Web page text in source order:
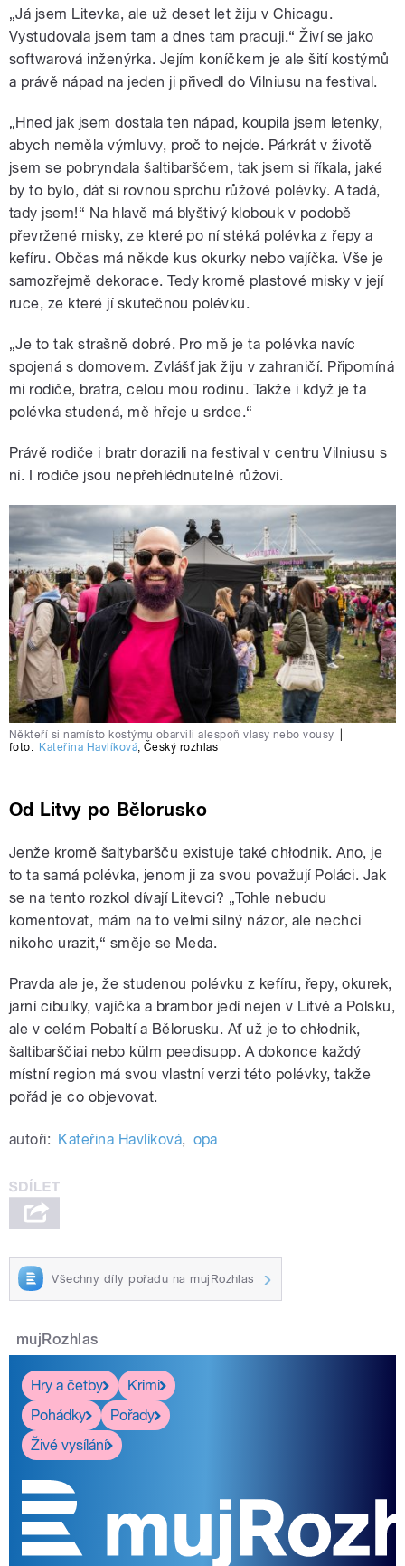
„Já jsem Litevka, ale už deset let žiju v Chicagu.
Vystudovala jsem tam a dnes tam pracuji.“ Živí se jako
softwarová inženýrka. Jejím koníčkem je ale šití kostýmů
a právě nápad na jeden ji přivedl do Vilniusu na festival.
„Hned jak jsem dostala ten nápad, koupila jsem letenky,
abych neměla výmluvy, proč to nejde. Párkrát v životě
jsem se pobryndala šaltibarščem, tak jsem si říkala, jaké
by to bylo, dát si rovnou sprchu růžové polévky. A tadá,
tady jsem!“ Na hlavě má blyštivý klobouk v podobě
převržené misky, ze které po ní stéká polévka z řepy a
kefíru. Občas má někde kus okurky nebo vajíčka. Vše je
samozřejmě dekorace. Tedy kromě plastové misky v její
ruce, ze které jí skutečnou polévku.
„Je to tak strašně dobré. Pro mě je ta polévka navíc
spojená s domovem. Zvlášť jak žiju v zahraničí. Připomíná
mi rodiče, bratra, celou mou rodinu. Takže i když je ta
polévka studená, mě hřeje u srdce.“
Právě rodiče i bratr dorazili na festival v centru Vilniusu s
ní. I rodiče jsou nepřehlédnutelně růžoví.
Někteří si namísto kostýmu obarvili alespoň vlasy nebo vousy
foto: Kateřina Havlíková ,Český rozhlas
Od Litvy po Bělorusko
Jenže kromě šaltybaršču existuje také chłodnik. Ano, je
to ta samá polévka, jenom ji za svou považují Poláci. Jak
se na tento rozkol dívají Litevci? „Tohle nebudu
komentovat, mám na to velmi silný názor, ale nechci
nikoho urazit,“ směje se Meda.
Pravda ale je, že studenou polévku z kefíru, řepy, okurek,
jarní cibulky, vajíčka a brambor jedí nejen v Litvě a Polsku,
ale v celém Pobaltí a Bělorusku. Ať už je to chłodnik,
šaltibarščiai nebo külm peedisupp. A dokonce každý
místní region má svou vlastní verzi této polévky, takže
pořád je co objevovat.
autoři: Kateřina Havlíková, opa
Všechny díly pořadu na mujRozhlas
mujRozhlas
Hry a četby
Krimi
Pohádky
Pořady
Živé vysílání